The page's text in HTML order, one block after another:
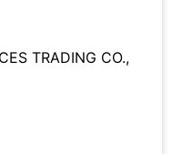
TRADING CO.,